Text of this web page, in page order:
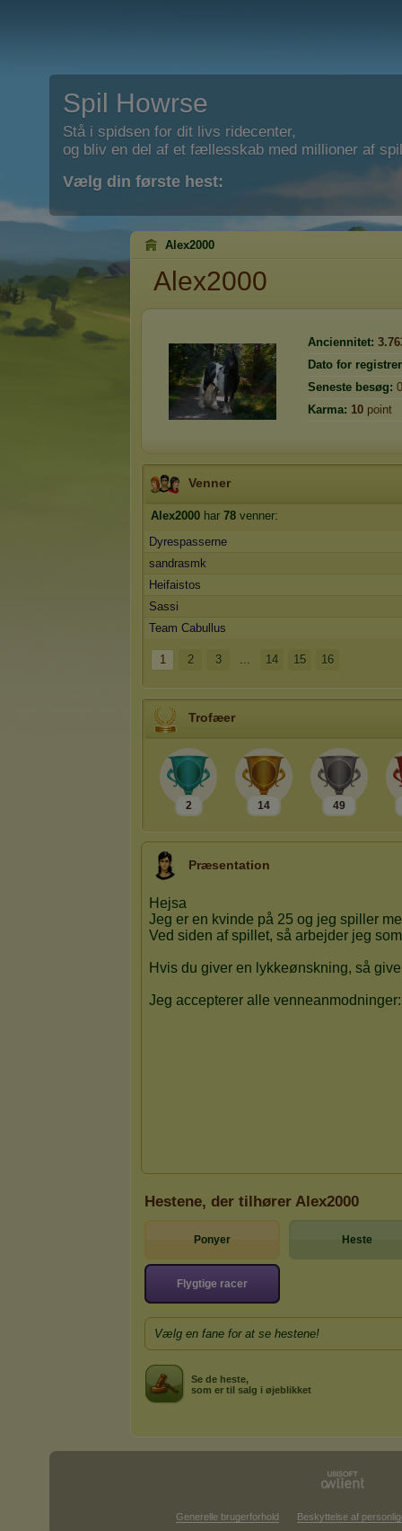
Spil Howrse
Stå i spidsen for dit livs ridecenter,
og bliv en del af et fællesskab med millioner af
Vælg din første hest:
Alex2000
Alex2000
Anciennitet:
Dato for
Seneste besøg:
Karma: 10 point
Venner
Alex2000 har 78 venner:
Dyrespasserne
sandrasmk
Heifaistos
Sassi
Team Cabullus
1 2 3 ... 14 15 16
Trofæer
2 14 49
Præsentation
Hestene, der tilhører Alex2000
Ponyer Heste
Flygtige racer
Vælg en fane for at se hestene!
Se de heste,
som er til salg i øjeblikket
Generelle brugerforhold Beskyttelse af